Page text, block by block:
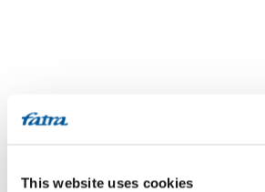
This website uses cookies